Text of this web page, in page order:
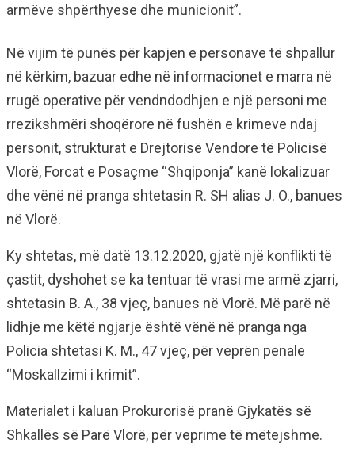
armëve shpërthyese dhe municionit”.
Në vijim të punës për kapjen e personave të shpallur
në kërkim, bazuar edhe në informacionet e marra në
rrugë operative për vendndodhjen e një personi me
rrezikshmëri shoqërore në fushën e krimeve ndaj
personit, strukturat e Drejtorisë Vendore të Policisë
Vlorë, Forcat e Posaçme “Shqiponja” kanë lokalizuar
dhe vënë në pranga shtetasin R. SH alias J. O., banues
në Vlorë.
Ky shtetas, më datë 13.12.2020, gjatë një konflikti të
çastit, dyshohet se ka tentuar të vrasi me armë zjarri,
shtetasin B. A., 38 vjeç, banues në Vlorë. Më parë në
lidhje me këtë ngjarje është vënë në pranga nga
Policia shtetasi K. M., 47 vjeç, për veprën penale
“Moskallzimi i krimit”.
Materialet i kaluan Prokurorisë pranë Gjykatës së
Shkallës së Parë Vlorë, për veprime të mëtejshme.